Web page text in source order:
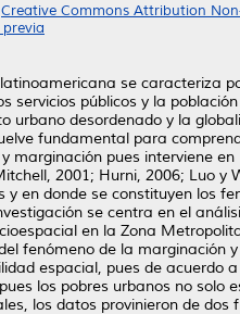
Creative Commons Attribution
se caracteriza
servicios públicos y la
urbano desordenado y la
fundamental para
marginación pues interviene
2001; Hurni, 2006; Luo
en donde se constituyen los
se centra en el
en la Zona
fenómeno de la
espacial, pues de
los pobres urbanos no
los datos provinieron de